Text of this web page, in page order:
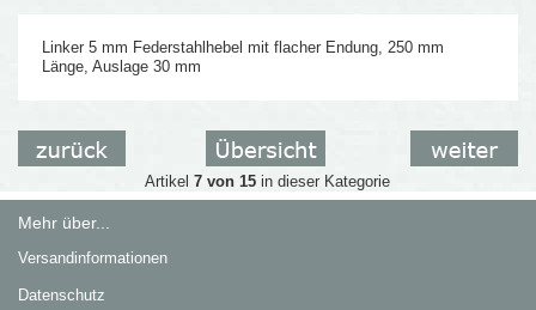
Linker 5 mm Federstahlhebel mit flacher Endung, 250 mm
Länge, Auslage 30 mm
Artikel7 von 15 in dieser Kategorie
Mehr über...
Versandinformationen
Datenschutz